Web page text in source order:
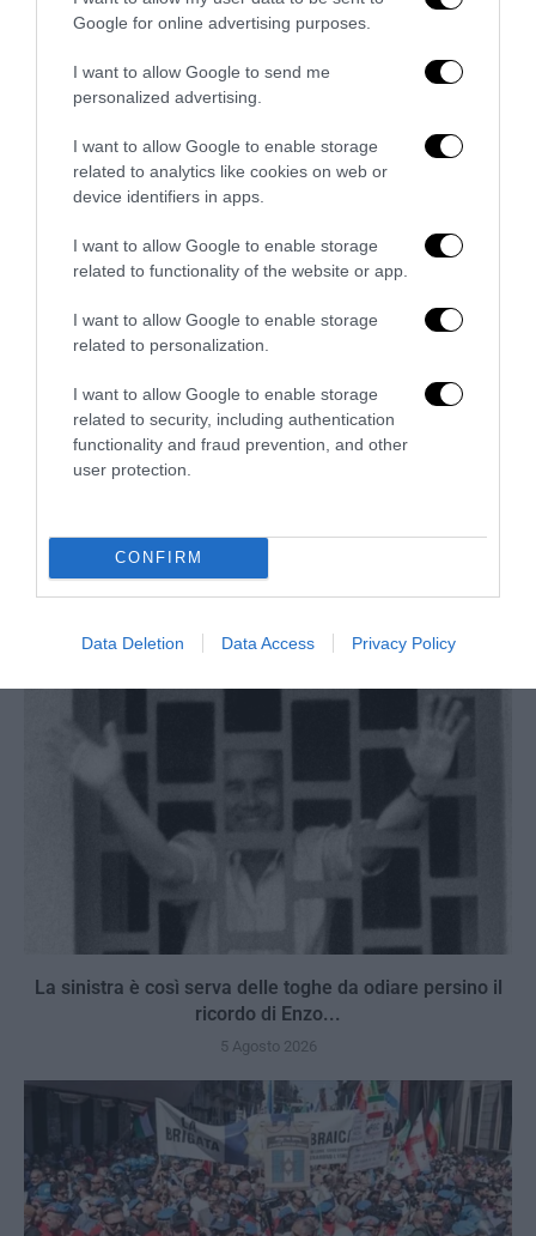
Google for online advertising purposes.
I want to allow Google to send me
personalized advertising.
I want to allow Google to enable storage
related to analytics like cookies on web or
device identifiers in apps.
I want to allow Google to enable storage
related to functionality of the website or app.
I want to allow Google to enable storage
related to personalization.
I want to allow Google to enable storage
related to security, including authentication
functionality and fraud prevention, and other
user protection.
CONFIRM
Data Deletion Data Access Privacy Policy
Remigrazione, il Copasir riconosce all’antifascismo il
veto del disordine
6 Agosto 2026
La Camera boccia il patentino antifascista per parlare a
Montecitorio: palo clamoroso del Pd
5 Agosto 2026
La sinistra è così serva delle toghe da odiare persino il
ricordo di Enzo...
5 Agosto 2026